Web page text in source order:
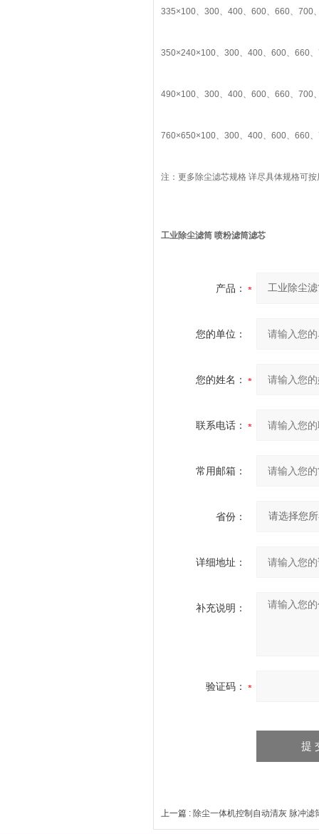
335×100、300、400、600、660、700
350×240×100、300、400、600、660
490×100、300、400、600、660、700
760×650×100、300、400、600、660
注：更多除尘滤芯规格 详尽具体规格可
工业除尘滤筒 喷粉滤筒滤芯
产品：
您的单位：
您的姓名：
联系电话：
常用邮箱：
省份：
详细地址：
补充说明：
验证码：
上一篇 : 除尘一体机控制自动清灰 脉冲滤